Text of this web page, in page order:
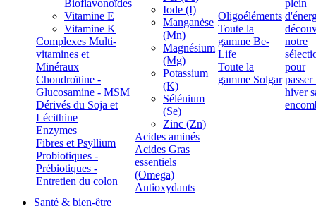
Bioflavonoïdes
Vitamine E
Vitamine K
Complexes Multi-
vitamines et
Minéraux
Chondroïtine -
Glucosamine - MSM
Dérivés du Soja et
Lécithine
Enzymes
Fibres et Psyllium
Probiotiques -
Prébiotiques -
Entretien du colon
Iode (I)
Manganèse
(Mn)
Magnésium
(Mg)
Potassium
(K)
Sélénium
(Se)
Zinc (Zn)
Acides aminés
Acides Gras
essentiels
(Omega)
Antioxydants
Oligoéléments
Toute la
gamme Be-
Life
Toute la
gamme Solgar
Santé & bien-être